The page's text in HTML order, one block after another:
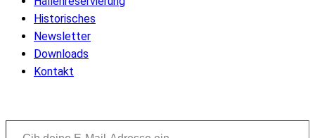
Historisches
Newsletter
Downloads
Kontakt
Gib deine E-Mail-Adresse ein ...